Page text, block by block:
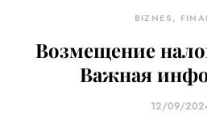
BIZNES,
Возмещение
Важная
12/09/